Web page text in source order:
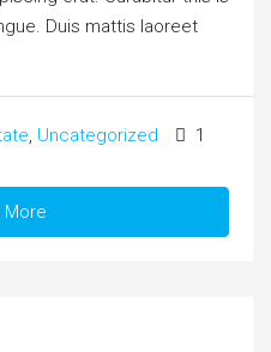
Duis mattis laoreet
, Uncategorized 1
More